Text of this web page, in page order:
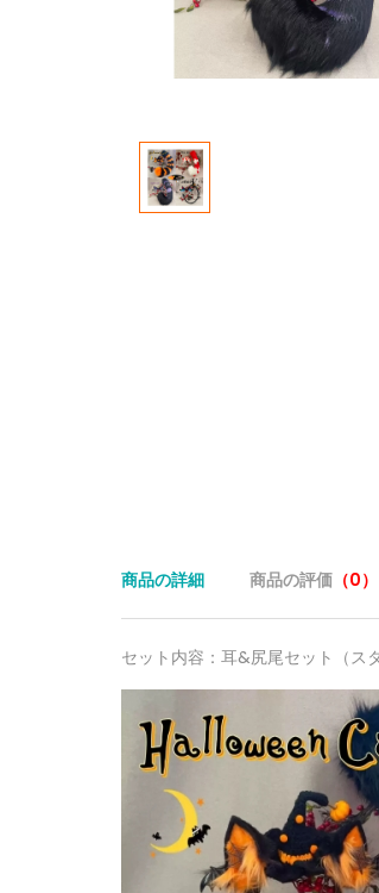
商品の詳細 商品の評価 （0）
セット内容：耳&尻尾セット（ス